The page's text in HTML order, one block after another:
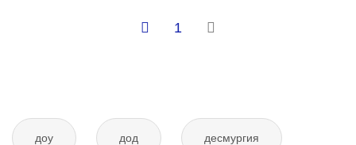
1
доу дод десмургия